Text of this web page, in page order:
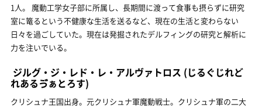
1人。 魔動工学女子部に所属し、長期間に渡って食事も摂らずに研究
室に篭るという不健康な生活を送るなど、現在の生活と変わらない
日々を過ごしていた。現在は発掘されたデルフィングの研究と解析に
力を注いでいる。
ジルグ・ジ・レド・レ・アルヴァトロス (じるぐじれど
れあるゔぁとろす)
クリシュナ王国出身。元クリシュナ軍魔動戦士。クリシュナ軍の二大